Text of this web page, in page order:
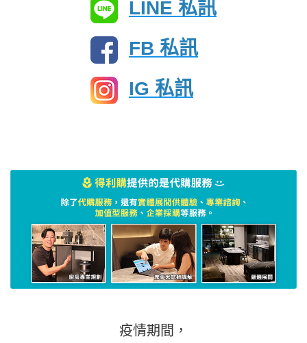
LINE 私訊
FB 私訊
IG 私訊
疫情期間，